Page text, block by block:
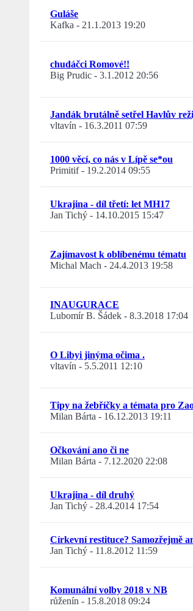
Guláše
Kafka - 21.1.2013 19:20
chudáčci Romové!!
Big Prudic - 3.1.2012 20:56
Jandák brutálně setřel Havlův
vltavín - 16.3.2011 07:59
1000 věcí, co nás v Lípě se*ou
Primitif- 19.2.2014 09:55
Ukrajina - díl třetí: let MH17
Jan Tichý - 14.10.2015 15:47
Zajímavost k oblíbenému tématu
Michal Mach - 24.4.2013 19:58
INAUGURACE
Lubomír B. Šádek - 8.3.2018 17:04
O Libyi jinýma očima .
vltavín - 5.5.2011 12:10
Tipy na žebříčky a témata pro
Milan Bárta - 16.12.2013 19:11
Očkování ano či ne
Milan Bárta - 7.12.2020 22:08
Ukrajina - díl druhý
Jan Tichý - 28.4.2014 17:54
Církevní restituce? Samozřejmě
Jan Tichý - 11.8.2012 11:59
Komunální volby 2018 v NB
růženín - 15.8.2018 09:24